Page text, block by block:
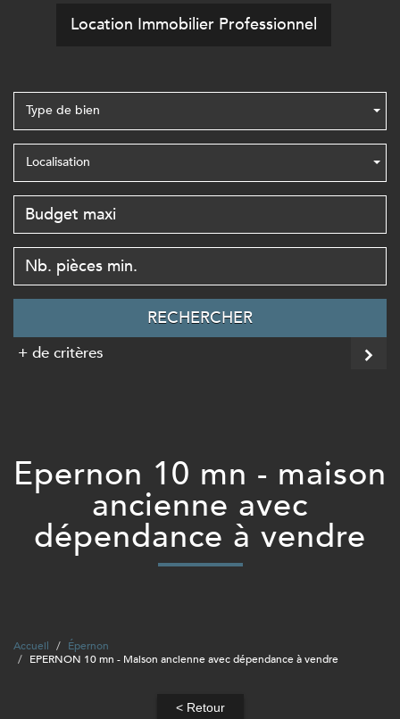
Location Immobilier Professionnel
Type de bien
Localisation
RECHERCHER
+ de critères
epernon 10 mn - maison
ancienne avec
dépendance à vendre
Accueil
Épernon
EPERNON 10 mn - Maison ancienne avec dépendance à vendre
< Retour